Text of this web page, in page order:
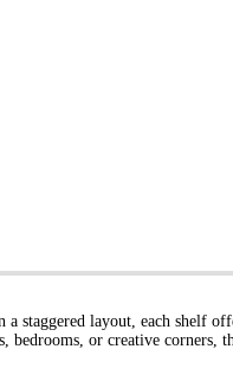
layout, each shelf
or creative corners,